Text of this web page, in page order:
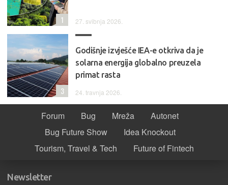
27. svibnja 2026.
1
Godišnje izvješće IEA-e otkriva da je
solarna energija globalno preuzela
primat rasta
24. travnja 2026.
3
Forum Bug Mreža
Autonet
Bug Future Show
Idea Knockout
Tourism, Travel & Tech
Future of Fintech
Newsletter